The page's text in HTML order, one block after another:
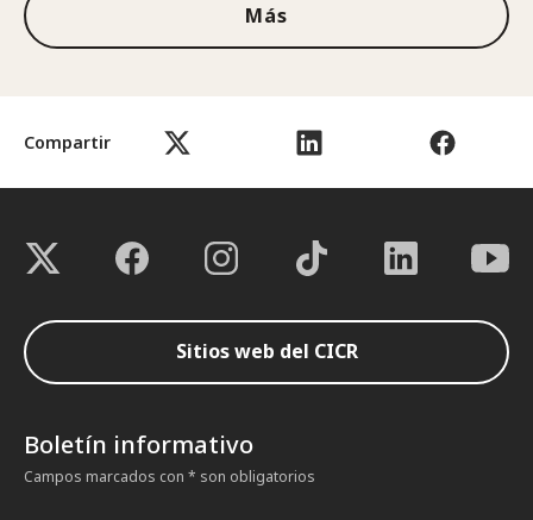
Compartir
Más
Sitios web del CICR
Boletín informativo
Campos marcados con * son obligatorios